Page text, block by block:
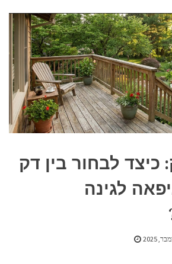
ומתנות לגבר שאוהב להיות בשטח
הדיסקרטית שמשנה את כללי המשחק בבריאות הנפש
לבחור בין דק
לגינה